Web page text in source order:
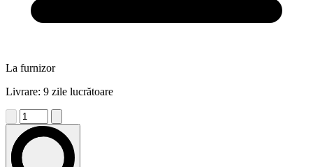
La furnizor
Livrare: 9 zile lucrătoare